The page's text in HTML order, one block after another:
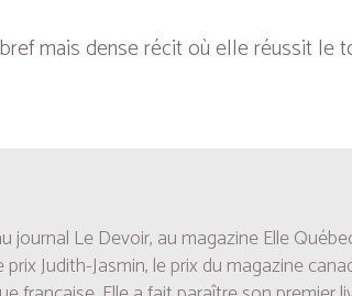
mais dense récit où elle réussit le
journal Le Devoir, au magazine Elle
Judith-Jasmin, le prix du magazine